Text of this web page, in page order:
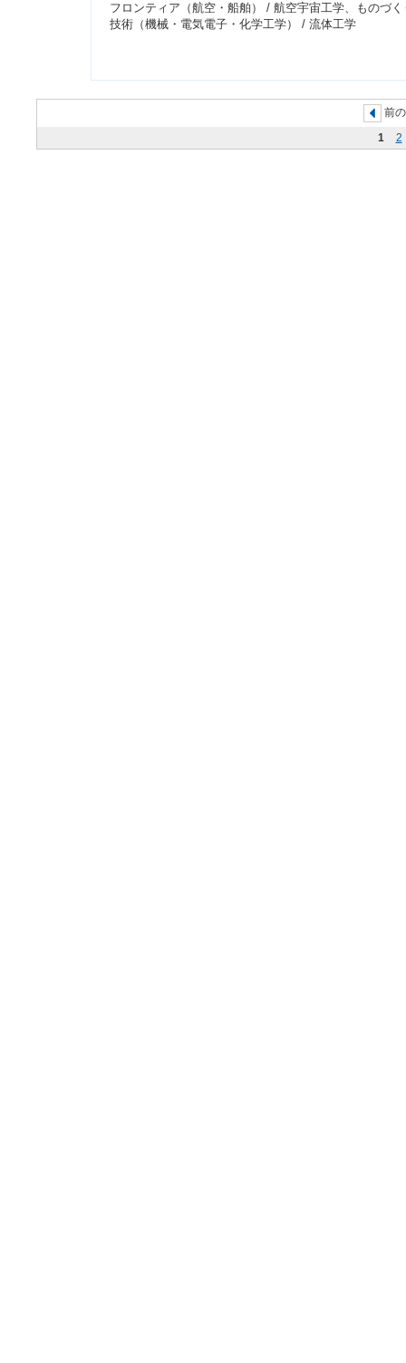
フロンティア（航空・船舶） / 航空宇宙工学、ものづく
技術（機械・電気電子・化学工学） / 流体工学
前
1
2